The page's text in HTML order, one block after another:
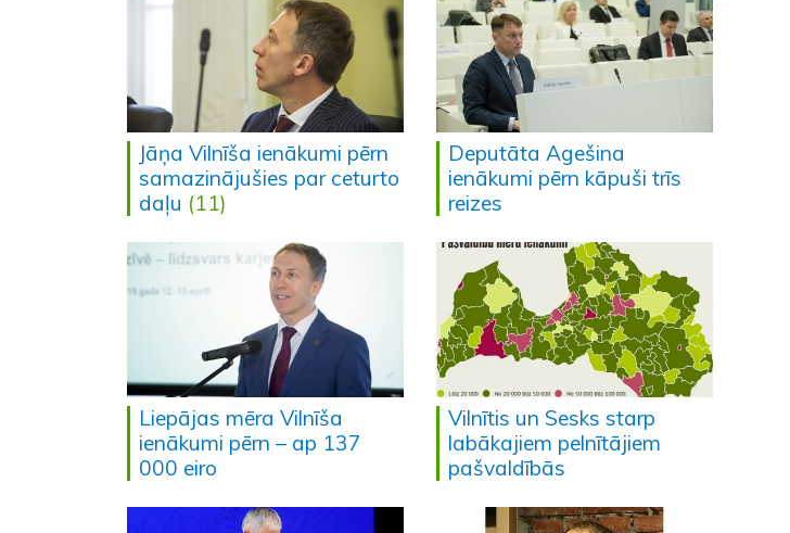
Jāņa Vilnīša ienākumi pērn
samazinājušies par ceturto
daļu (11)
Deputāta Agešina
ienākumi pērn kāpuši trīs
reizes
Liepājas mēra Vilnīša
ienākumi pērn – ap 137
000 eiro
Vilnītis un Sesks starp
labākajiem pelnītājiem
pašvaldībās